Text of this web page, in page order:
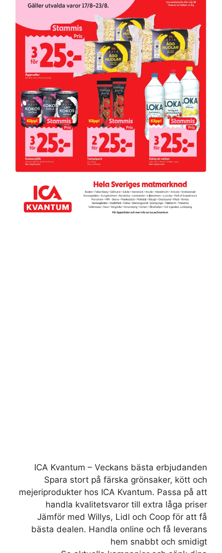
ICA Kvantum – Veckans bästa erbjudanden
Spara stort på färska grönsaker, kött och
mejeriprodukter hos ICA Kvantum. Passa på att
handla kvalitetsvaror till extra låga priser
Jämför med Willys, Lidl och Coop för att få
bästa dealen. Handla online och få leverans
hem snabbt och smidigt